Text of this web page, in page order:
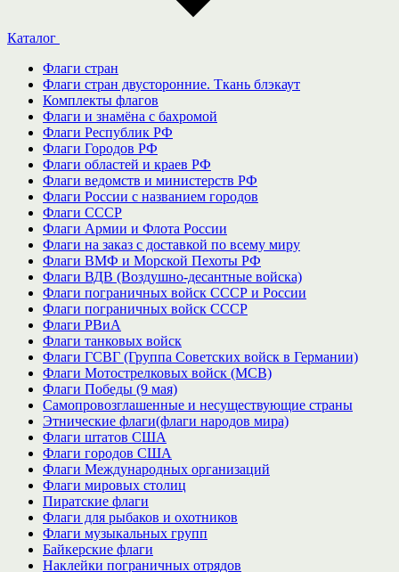
Каталог
Флаги стран
Флаги стран двусторонние. Ткань блэкаут
Комплекты флагов
Флаги и знамёна с бахромой
Флаги Республик РФ
Флаги Городов РФ
Флаги областей и краев РФ
Флаги ведомств и министерств РФ
Флаги России с названием городов
Флаги СССР
Флаги Армии и Флота России
Флаги на заказ с доставкой по всему миру
Флаги ВМФ и Морской Пехоты РФ
Флаги ВДВ (Воздушно-десантные войска)
Флаги пограничных войск СССР и России
Флаги пограничных войск СССР
Флаги РВиА
Флаги танковых войск
Флаги ГСВГ (Группа Советских войск в Германии)
Флаги Мотострелковых войск (МСВ)
Флаги Победы (9 мая)
Самопровозглашенные и несуществующие страны
Этнические флаги(флаги народов мира)
Флаги штатов США
Флаги городов США
Флаги Международных организаций
Флаги мировых столиц
Пиратские флаги
Флаги для рыбаков и охотников
Флаги музыкальных групп
Байкерские флаги
Наклейки пограничных отрядов